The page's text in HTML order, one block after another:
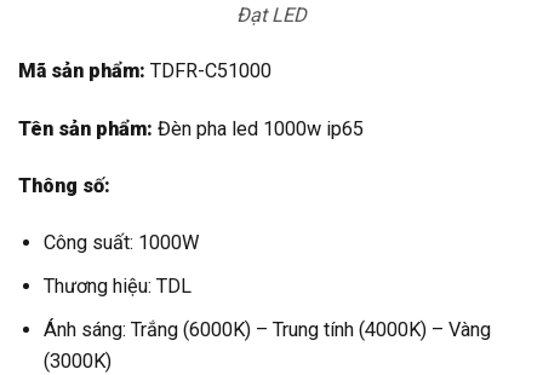
Đạt LED
Mã sản phẩm: TDFR-C51000
Tên sản phẩm: Đèn pha led 1000w ip65
Thông số:
Công suất: 1000W
Thương hiệu: TDL
Ánh sáng: Trắng (6000K) – Trung tính (4000K) – Vàng
(3000K)